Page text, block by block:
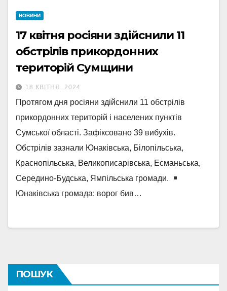
НОВИНИ
17 квітня росіяни здійснили 11
обстрілів прикордонних
територій Сумщини
18 КВІТНЯ, 2024
Протягом дня росіяни здійснили 11 обстрілів
прикордонних територій і населених пунктів
Сумської області. Зафіксовано 39 вибухів.
Обстрілів зазнали Юнаківська, Білопільська,
Краснопільська, Великописарівська, Есманьська,
Середино-Будська, Ямпільська громади.
Юнаківська громада: ворог бив…
ПОШУК